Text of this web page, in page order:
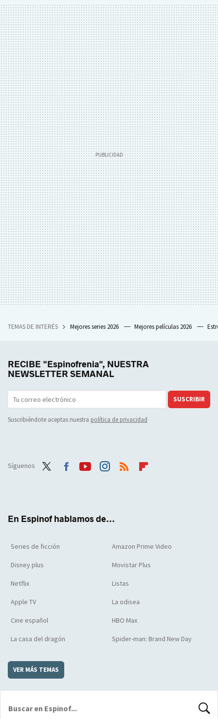
TEMAS DE INTERÉS Mejores series 2026 Mejores películas 2026
RECIBE "Espinofrenia", NUESTRA
NEWSLETTER SEMANAL
SUSCRIBIR
Suscribiéndote aceptas nuestra política de privacidad
Síguenos
En Espinof hablamos de...
Series de ficción Amazon Prime Video
Disney plus Movistar Plus
Netflix Listas
Apple TV La odisea
Cine español HBO Max
La casa del dragón Spider-man: Brand New Day
VER MÁS TEMAS